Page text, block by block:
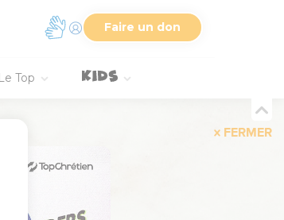
Faire un don
Le Top
FERMER